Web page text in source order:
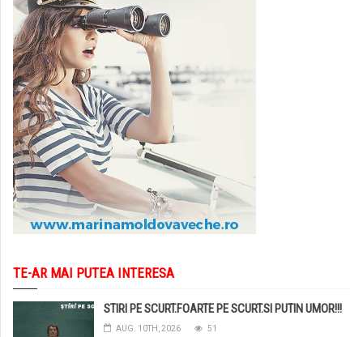
TE-AR MAI PUTEA INTERESA
STIRI PE SCURT.FOARTE PE SCURT.SI PUTIN UMOR!!!
AUG. 10TH, 2026 51